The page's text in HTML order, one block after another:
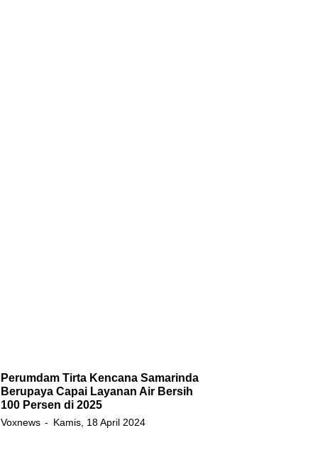
Perumdam Tirta Kencana Samarinda
Berupaya Capai Layanan Air Bersih
100 Persen di 2025
Voxnews Kamis, 18 April 2024